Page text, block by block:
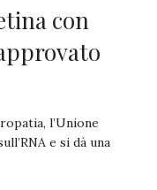
con
l’Unione
e si dà una